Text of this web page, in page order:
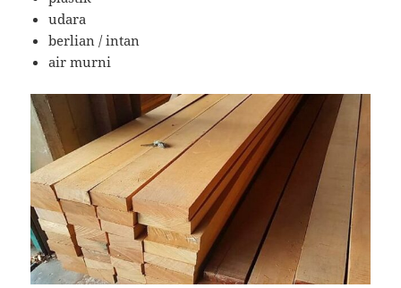
udara
berlian / intan
air murni